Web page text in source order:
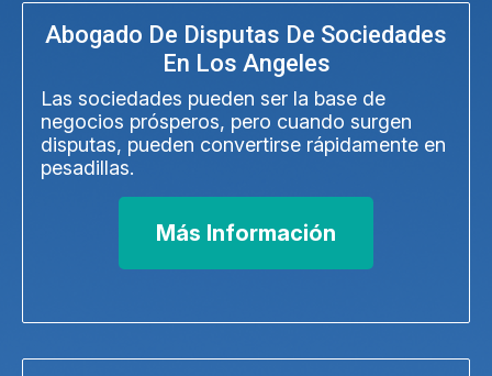
Abogado De Disputas De Sociedades
En Los Angeles
Las sociedades pueden ser la base de
negocios prósperos, pero cuando surgen
disputas, pueden convertirse rápidamente en
pesadillas.
Más Información